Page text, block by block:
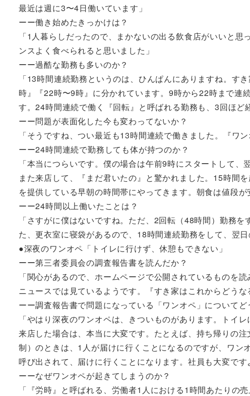
最近は週に3〜4日働いています」
ーー働き始めたきっかけは？
「1人暮らしだったので、まかないの出る飲食店がいいと
ンスよく食べられると思いました」
ーー過酷な勤務も多いのか？
「13時間連続勤務というのは、ひんぱんにありますね。
時』『22時〜9時』に分かれています。9時から22時まで連
す。24時間連続で働く『回転』と呼ばれる勤務も、3回ほど
ーー問題が表面化した今も変わってないか？
「そうですね、つい最近も13時間連続で働きました。『ワ
ーー24時間連続で勤務しても体が持つのか？
「本当につらいです。僕の場合は午前9時にスタートして
また来店して、『まだ君いたの』と驚かれました。15時間
を提供している早朝の時間帯にやってきます。朝食は値段
ーー24時間以上働いたことは？
「さすがに僕はないですね。ただ、2回転（48時間）勤務
た、更衣室に寝袋があるので、18時間連続勤務をして、翌
●深夜のワンオペ「トイレに行けず、休憩もできない」
ーー第三者委員会の調査報告書を読んだか？
「関心があるので、ホームページで公開されているものを
ニュースでは見ているようです。『すき家はこれからどう
ーー調査報告書で問題になっている「ワンオペ」についてど
「やはり深夜のワンオペは、きついものがあります。トイ
来店した場合は、本当に大変です。たとえば、持ち帰りの
制）のときは、1人が届けに行くことになるのですが、ワ
呼び出されて、届けに行くことになります。社員も大変です
ーーなぜワンオペが起きてしまうのか？
「『労時』と呼ばれる、労働者1人における1時間あたりの